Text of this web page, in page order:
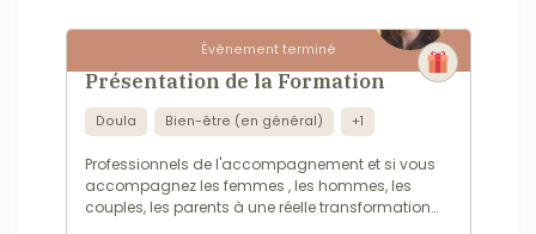
Évènement terminé
Devenir Praticien InAmMa -
Présentation de la Formation
Doula Bien-être (en général) +1
Professionnels de l'accompagnement et si vous
accompagnez les femmes , les hommes, les
couples, les parents à une réelle transformation